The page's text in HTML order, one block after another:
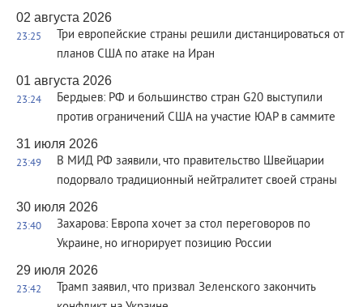
02 августа 2026
23:25
Три европейские страны решили дистанцироваться от
планов США по атаке на Иран
01 августа 2026
23:24
Бердыев: РФ и большинство стран G20 выступили
против ограничений США на участие ЮАР в саммите
31 июля 2026
23:49
В МИД РФ заявили, что правительство Швейцарии
подорвало традиционный нейтралитет своей страны
30 июля 2026
23:40
Захарова: Европа хочет за стол переговоров по
Украине, но игнорирует позицию России
29 июля 2026
23:42
Трамп заявил, что призвал Зеленского закончить